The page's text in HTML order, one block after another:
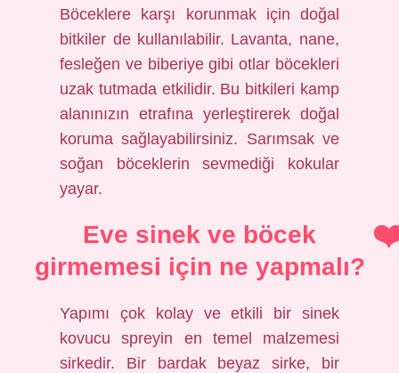
Böceklere karşı korunmak için doğal
bitkiler de kullanılabilir. Lavanta, nane,
fesleğen ve biberiye gibi otlar böcekleri
uzak tutmada etkilidir. Bu bitkileri kamp
alanınızın etrafına yerleştirerek doğal
koruma sağlayabilirsiniz. Sarımsak ve
soğan böceklerin sevmediği kokular
yayar.
Eve sinek ve böcek
girmemesi için ne yapmalı?
Yapımı çok kolay ve etkili bir sinek
kovucu spreyin en temel malzemesi
sirkedir. Bir bardak beyaz sirke, bir